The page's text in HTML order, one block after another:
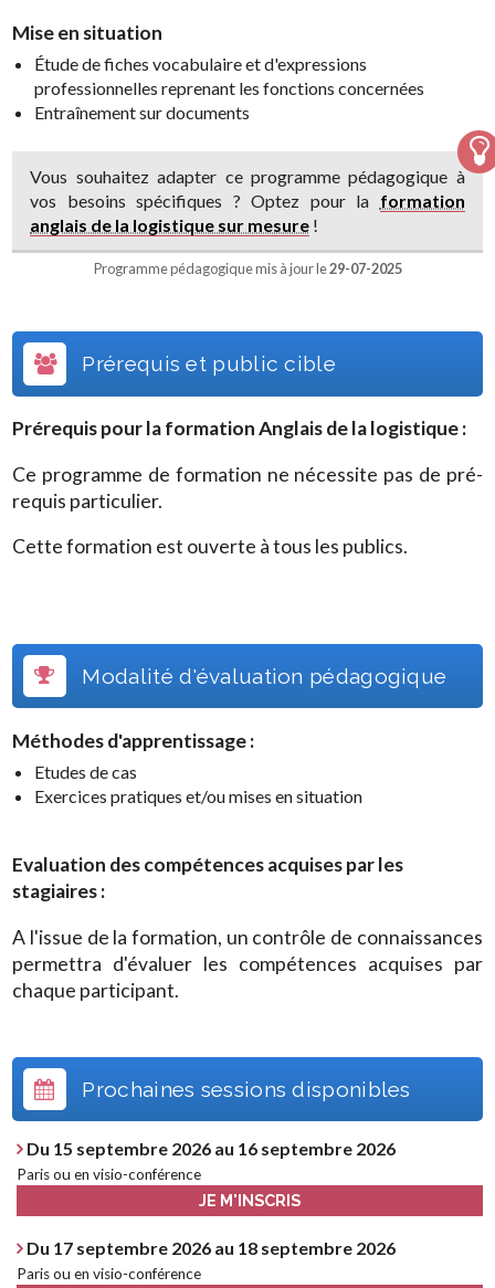
Mise en situation
Étude de fiches vocabulaire et d'expressions
professionnelles reprenant les fonctions concernées
Entraînement sur documents
Vous souhaitez adapter ce programme pédagogique à
vos besoins spécifiques ? Optez pour la formation
anglais de la logistique sur mesure !
Programme pédagogique mis à jour le29-07-2025
Prérequis et public cible
Prérequis pour la formationAnglais de la logistique:
Ce programme de formation ne nécessite pas de pré-
requis particulier.
Cette formation est ouverte à tous les publics.
Modalité d'évaluation pédagogique
Méthodes d'apprentissage :
Etudes de cas
Exercices pratiques et/ou mises en situation
Evaluation des compétences acquises par les
stagiaires :
A l'issue de la formation, un contrôle de connaissances
permettra d'évaluer les compétences acquises par
chaque participant.
Prochaines sessions disponibles
Du 15 septembre 2026 au 16 septembre 2026
Paris ou en visio-conférence
JE M'INSCRIS
Du 17 septembre 2026 au 18 septembre 2026
Paris ou en visio-conférence